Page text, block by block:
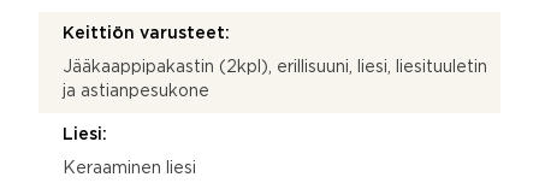
Keittiön varusteet:
Jääkaappipakastin (2kpl), erillisuuni, liesi, liesituuletin
ja astianpesukone
Liesi:
Keraaminen liesi